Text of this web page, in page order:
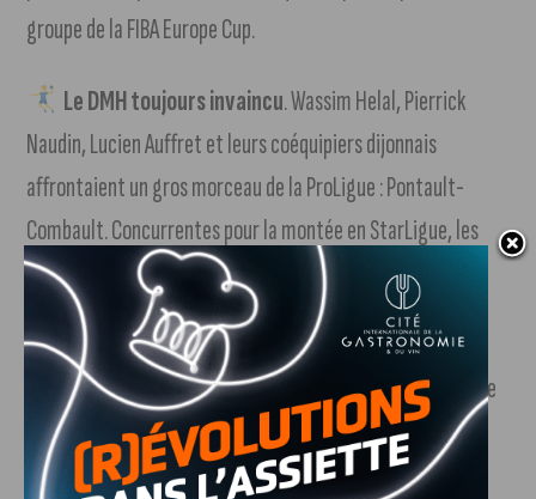
groupe de la FIBA Europe Cup.
Le DMH toujours invaincu. Wassim Helal, Pierrick
Naudin, Lucien Auffret et leurs coéquipiers dijonnais
affrontaient un gros morceau de la ProLigue : Pontault-
Combault. Concurrentes pour la montée en StarLigue, les
deux équipes se sont finalement neutralisées. Score final :
32-32.+ d’infos dans notre article
Le Stade Dijonnais créé la surprise !Comme l’année
dernière, les rugbymen dijonnais ont battu Bédarrides à
domicile. L’équipe du Vaucluse était jusqu’alors leader